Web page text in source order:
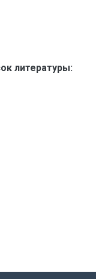
литературы: